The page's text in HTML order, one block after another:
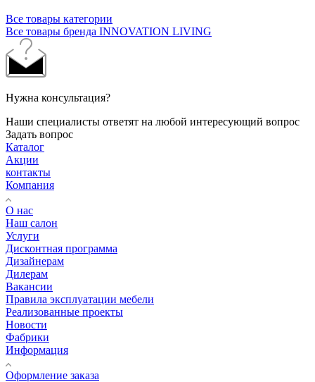
Все товары категории
Все товары бренда INNOVATION LIVING
Нужна консультация?
Наши специалисты ответят на любой интересующий вопрос
Задать вопрос
Каталог
Акции
контакты
Компания
О нас
Наш салон
Услуги
Дисконтная программа
Дизайнерам
Дилерам
Вакансии
Правила эксплуатации мебели
Реализованные проекты
Новости
Фабрики
Информация
Оформление заказа